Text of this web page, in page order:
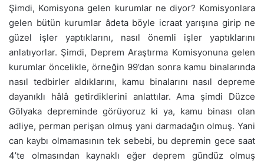
Şimdi, Komisyona gelen kurumlar ne diyor? Komisyonlara
gelen bütün kurumlar âdeta böyle icraat yarışına girip ne
güzel işler yaptıklarını, nasıl önemli işler yaptıklarını
anlatıyorlar. Şimdi, Deprem Araştırma Komisyonuna gelen
kurumlar öncelikle, örneğin 99’dan sonra kamu binalarında
nasıl tedbirler aldıklarını, kamu binalarını nasıl depreme
dayanıklı hâlâ getirdiklerini anlattılar. Ama şimdi Düzce
Gölyaka depreminde görüyoruz ki ya, kamu binası olan
adliye, perman perişan olmuş yani darmadağın olmuş. Yani
can kaybı olmamasının tek sebebi, bu depremin gece saat
4’te olmasından kaynaklı eğer deprem gündüz olmuş